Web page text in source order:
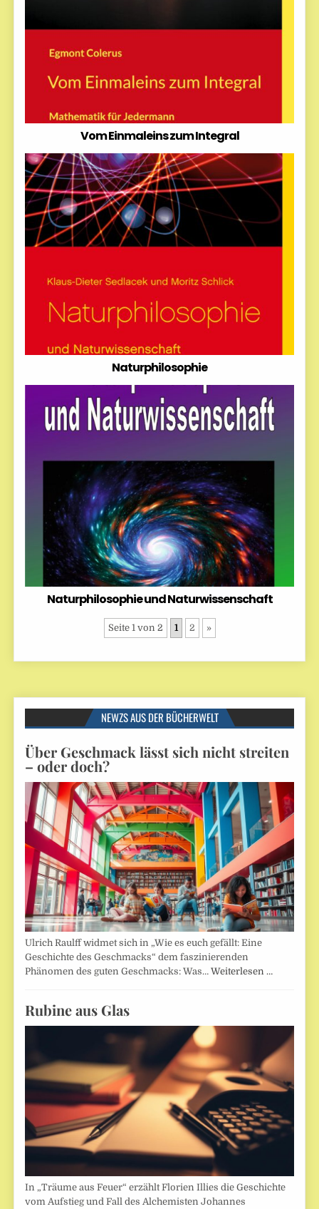
Vom Einmaleins zum Integral
Naturphilosophie
Naturphilosophie und Naturwissenschaft
Seite 1 von 2 1 2 »
NEWZS AUS DER BÜCHERWELT
Über Geschmack lässt sich nicht streiten
– oder doch?
Ulrich Raulff widmet sich in „Wie es euch gefällt: Eine
Geschichte des Geschmacks“ dem faszinierenden
Phänomen des guten Geschmacks: Was…Weiterlesen …
Rubine aus Glas
In „Träume aus Feuer“ erzählt Florien Illies die Geschichte
vom Aufstieg und Fall des Alchemisten Johannes